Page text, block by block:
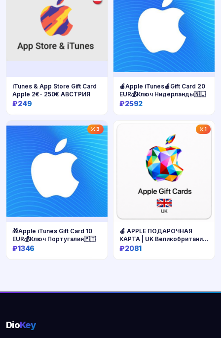
Купить
iTunes & App Store Gift Card
Apple 2€- 250€ АВСТРИЯ
₽249
🍎Apple iTunes🍏Gift Card 20
EUR💰Ключ Нидерланды🇳🇱
₽2592
3
🎁Apple iTunes Gift Card 10
EUR💰Ключ Португалия🇵🇹
₽1346
1
🍎 APPLE ПОДАРОЧНАЯ
КАРТА | UK Великобритания
| 15 - 100 GBP | АВТОВЫДАЧА
₽2081
DioKey